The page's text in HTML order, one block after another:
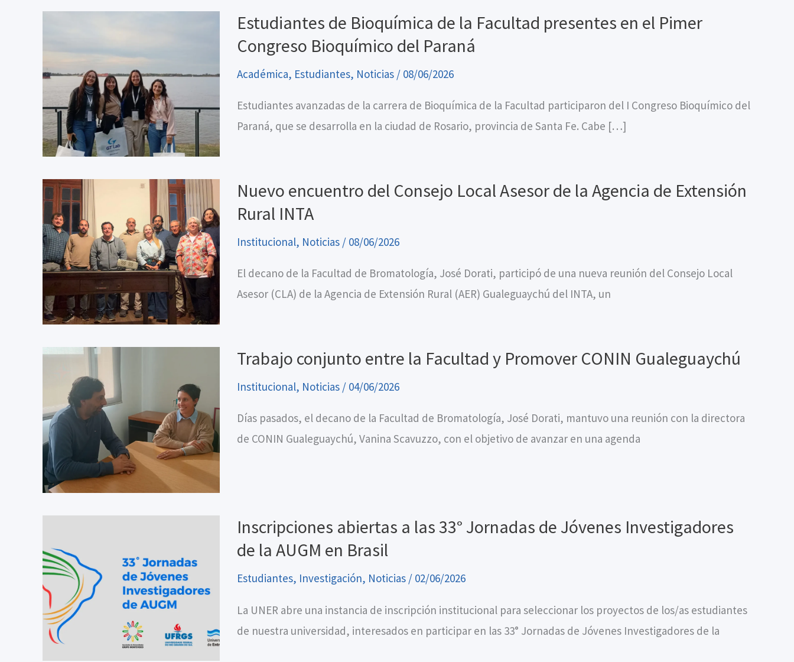
Estudiantes de Bioquímica de la Facultad presentes en el Pimer
Congreso Bioquímico del Paraná
Académica, Estudiantes, Noticias/ 08/06/2026
Estudiantes avanzadas de la carrera de Bioquímica de la Facultad participaron del I Congreso Bioquímico del
Paraná, que se desarrolla en la ciudad de Rosario, provincia de Santa Fe. Cabe […]
Nuevo encuentro del Consejo Local Asesor de la Agencia de Extensión
Rural INTA
Institucional, Noticias/ 08/06/2026
El decano de la Facultad de Bromatología, José Dorati, participó de una nueva reunión del Consejo Local
Asesor (CLA) de la Agencia de Extensión Rural (AER) Gualeguaychú del INTA, un
Trabajo conjunto entre la Facultad y Promover CONIN Gualeguaychú
Institucional, Noticias/ 04/06/2026
Días pasados, el decano de la Facultad de Bromatología, José Dorati, mantuvo una reunión con la directora
de CONIN Gualeguaychú, Vanina Scavuzzo, con el objetivo de avanzar en una agenda
Inscripciones abiertas a las 33° Jornadas de Jóvenes Investigadores
de la AUGM en Brasil
Estudiantes, Investigación, Noticias/ 02/06/2026
La UNER abre una instancia de inscripción institucional para seleccionar los proyectos de los/as estudiantes
de nuestra universidad, interesados en participar en las 33° Jornadas de Jóvenes Investigadores de la